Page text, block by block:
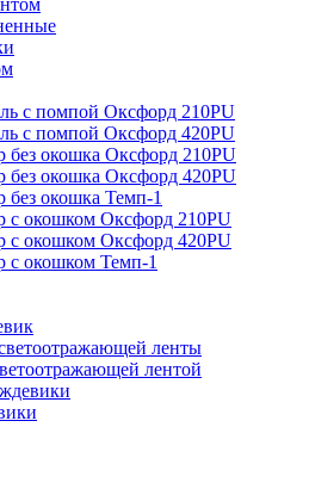
с помпой Оксфорд 210PU
с помпой Оксфорд 420PU
без окошка Оксфорд 210PU
без окошка Оксфорд 420PU
без окошка Темп-1
с окошком Оксфорд 210PU
с окошком Оксфорд 420PU
с окошком Темп-1
ленты
лентой